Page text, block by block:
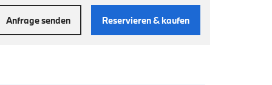
Anfrage senden Reservieren & kaufen